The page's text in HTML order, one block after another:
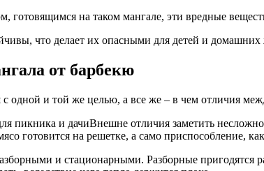
готовящимся на таком мангале, эти вредные
что делает их опасными для детей и
от барбекю
одной и той же целью, а все же – в чем отличия
Внешне отличия заметить
готовится на решетке, а само приспособление,
и стационарными. Разборные пригодятся